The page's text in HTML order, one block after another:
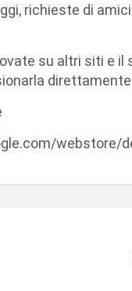
richieste di
su altri siti e il
webstore/